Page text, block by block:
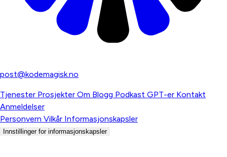
post@kodemagisk.no
Tjenester Prosjekter Om Blogg Podkast GPT-er Kontakt
Anmeldelser
Personvern Vilkår Informasjonskapsler
Innstillinger for informasjonskapsler